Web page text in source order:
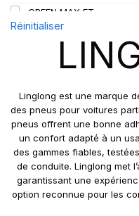
112
112/110
115
115/113
GREEN MAX ET
GREEN MAX HP 010
GREEN MAX HP010
GREEN MAX VAN
GRIP MASTER
KCA651
LB01
LB01N**
LL25
Réinitialiser
Linglong est une marque
des pneus pour voitures
pneus offrent une bonne
un confort adapté à un
des gammes fiables,
de conduite. Linglong met
garantissant une
option reconnue pour les